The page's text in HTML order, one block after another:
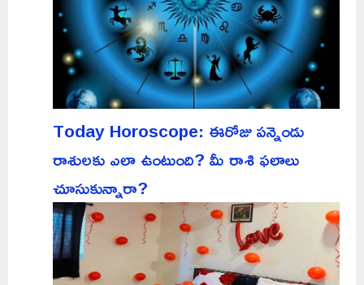
Today Horoscope: ఈరోజు పన్నెండు
రాశులకు ఎలా ఉంటుంది? మీ రాశి ఫలాలు
చూసుకున్నారా?